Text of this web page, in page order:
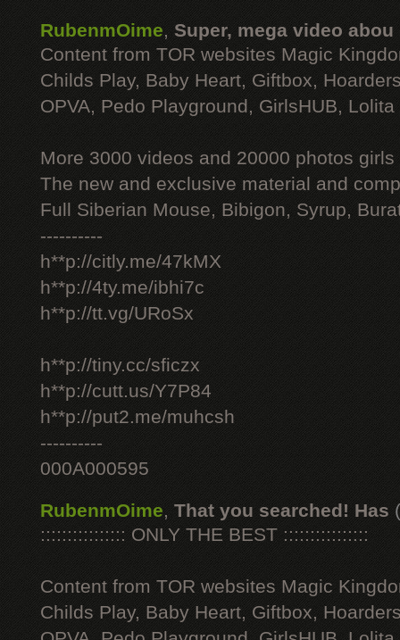
RubenmOime, Super, mega video abou
Content from TOR websites Magic
Childs Play, Baby Heart, Giftbox,
OPVA, Pedo Playground, GirlsHUB, Lolita
More 3000 videos and 20000 photos
The new and exclusive material and
Full Siberian Mouse, Bibigon, Syrup,
----------
h**p://citly.me/47kMX
h**p://4ty.me/ibhi7c
h**p://tt.vg/URoSx
h**p://tiny.cc/sficzx
h**p://cutt.us/Y7P84
h**p://put2.me/muhcsh
----------
000A000595
RubenmOime, That you searched! Has
:::::::::::::::: ONLY THE BEST ::::::::::::::::
Content from TOR websites Magic
Childs Play, Baby Heart, Giftbox,